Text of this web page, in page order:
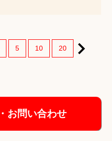
5 10 20
お問い合わせ